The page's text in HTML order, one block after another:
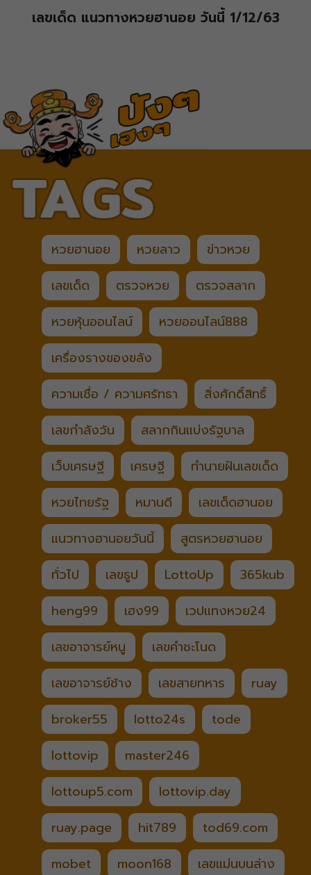
เลขเด็ด แนวทางหวยฮานอย วันนี้ 1/12/63
หวยฮานอย หวยลาว
ข่าวหวย
เลขเด็ด
ตรวจหวย
ตรวจสลาก
หวยหุ้นออนไลน์
หวยออนไลน์888
เครื่องรางของขลัง
ความเชื่อ / ความศรัทธา
สิ่งศักดิ์สิทธิ์
เลขกำลังวัน
สลากกินแบ่งรัฐบาล
เว็บเศรษฐี
เศรษฐี
ทำนายฝันเลขเด็ด
หวยไทยรัฐ
หมานดี
เลขเด็ดฮานอย
แนวทางฮานอยวันนี้
สูตรหวยฮานอย
ทั่วไป
เลขธูป LottoUp
365kub
heng99
เฮง99
เวปแทงหวย24
เลขอาจารย์หนู
เลขคำชะโนด
เลขอาจารย์ช้าง
เลขสายทหาร
ruay
broker55
lotto24s
tode
lottovip
master246
lottoup5.com
lottovip.day
ruay.page
hit789
tod69.com
mobet
moon168
เลขแม่นบนล่าง